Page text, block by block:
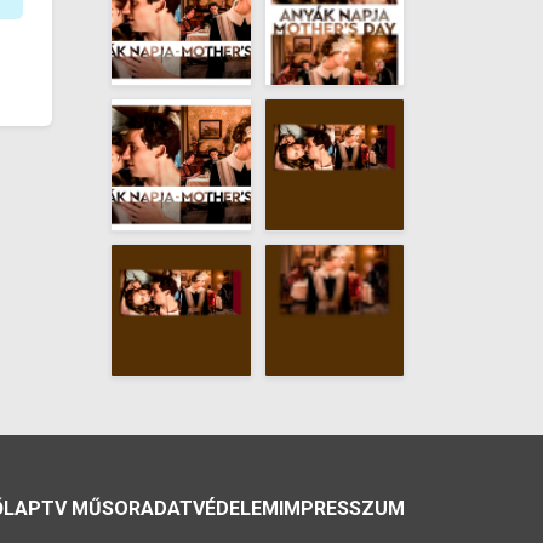
TV MŰSORADATVÉDELEMIMPRESSZUM